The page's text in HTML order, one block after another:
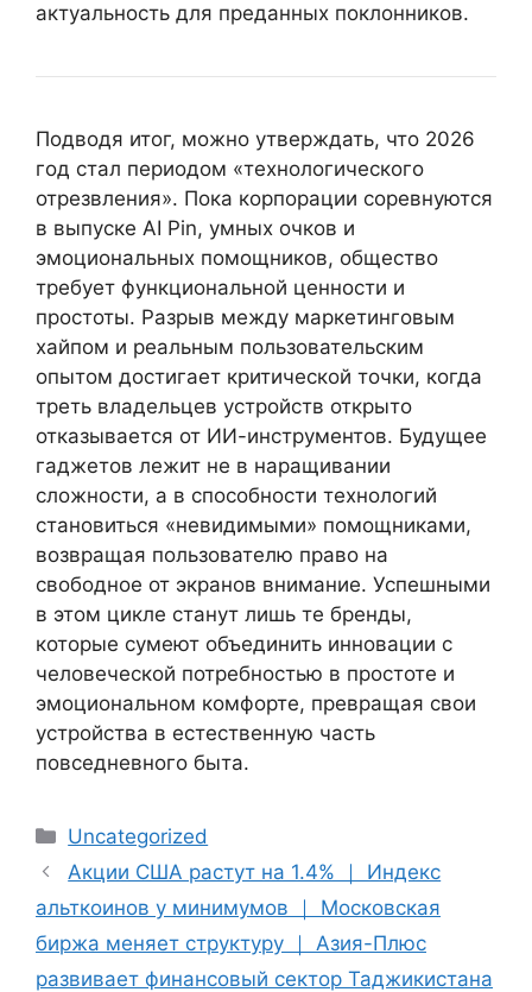
актуальность для преданных поклонников.
Подводя итог, можно утверждать, что 2026
год стал периодом «технологического
отрезвления». Пока корпорации соревнуются
в выпуске AI Pin, умных очков и
эмоциональных помощников, общество
требует функциональной ценности и
простоты. Разрыв между маркетинговым
хайпом и реальным пользовательским
опытом достигает критической точки, когда
треть владельцев устройств открыто
отказывается от ИИ-инструментов. Будущее
гаджетов лежит не в наращивании
сложности, а в способности технологий
становиться «невидимыми» помощниками,
возвращая пользователю право на
свободное от экранов внимание. Успешными
в этом цикле станут лишь те бренды,
которые сумеют объединить инновации с
человеческой потребностью в простоте и
эмоциональном комфорте, превращая свои
устройства в естественную часть
повседневного быта.
Categories
Uncategorized
Акции США растут на 1.4% ｜ Индекс
альткоинов у минимумов ｜ Московская
биржа меняет структуру ｜ Азия-Плюс
развивает финансовый сектор Таджикистана